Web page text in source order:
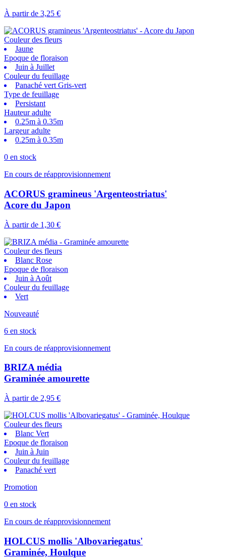
À partir de 3,25 €
Couleur des fleurs
Jaune
Epoque de floraison
Juin à Juillet
Couleur du feuillage
Panaché vert Gris-vert
Type de feuillage
Persistant
Hauteur adulte
0.25m à 0.35m
Largeur adulte
0.25m à 0.35m
0 en stock
En cours de réapprovisionnement
ACORUS gramineus 'Argenteostriatus'
Acore du Japon
À partir de 1,30 €
Couleur des fleurs
Blanc Rose
Epoque de floraison
Juin à Août
Couleur du feuillage
Vert
Nouveauté
6 en stock
En cours de réapprovisionnement
BRIZA média
Graminée amourette
À partir de 2,95 €
Couleur des fleurs
Blanc Vert
Epoque de floraison
Juin à Juin
Couleur du feuillage
Panaché vert
Promotion
0 en stock
En cours de réapprovisionnement
HOLCUS mollis 'Albovariegatus'
Graminée, Houlque